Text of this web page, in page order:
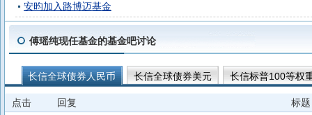
安昀加入路博迈基金
傅瑶纯现任基金的基金吧讨论
长信全球债券人民币 长信全球债券美元 长信标普100等权
点击 回复
标题